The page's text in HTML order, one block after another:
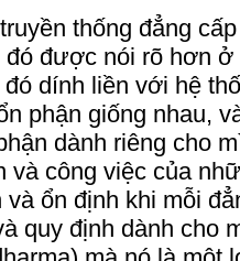
thống đẳng
được nói rõ hơn
dính liền với hệ
phận giống nhau,
dành riêng cho
và công việc của
ổn định khi mỗi
quy định dành cho